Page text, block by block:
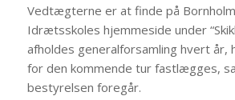
Vedtægterne er at finde på
Idrætsskoles hjemmeside under
afholdes generalforsamling hvert år,
for den kommende tur fastlægges,
bestyrelsen foregår.